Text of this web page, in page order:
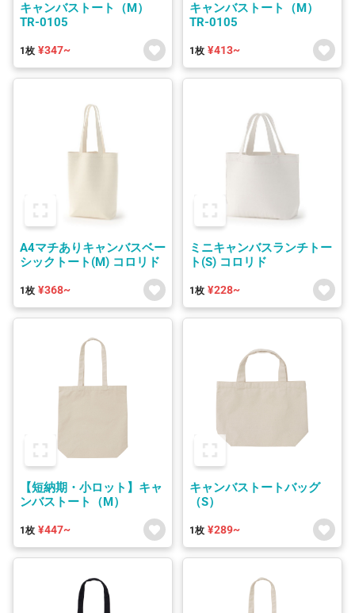
キャンバストート（M）
TR-0105
1枚 ¥347~
キャンバストート（M）
TR-0105
1枚 ¥413~
A4マチありキャンバスベー
シックトート(M) コロリド
1枚 ¥368~
ミニキャンバスランチトー
ト(S) コロリド
1枚 ¥228~
【短納期・小ロット】キャ
ンバストート（M）
1枚 ¥447~
キャンバストートバッグ
（S）
1枚 ¥289~